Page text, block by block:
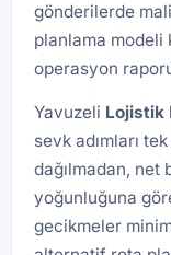
gönderilerde
planlama modeli
operasyon
Yavuzeli Lojistik
sevk adımları
dağılmadan, net
yoğunluğuna
gecikmeler